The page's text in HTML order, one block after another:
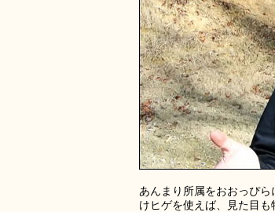
あんまり所属をおおっぴ
けヒゲを使えば、見た目も